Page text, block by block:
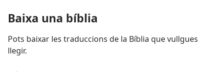
Baixa una bíblia
Pots baixar les traduccions de la Bíblia que vullgues
llegir.